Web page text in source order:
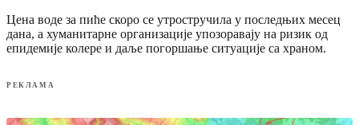
Цена воде за пиће скоро се утростручила у последњих месец
дана, а хуманитарне организације упозоравају на ризик од
епидемије колере и даље погоршање ситуације са храном.
РЕКЛАМА